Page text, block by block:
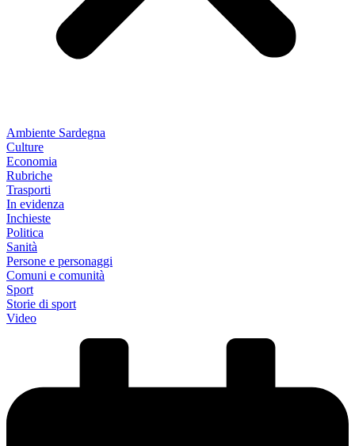
Ambiente Sardegna
Culture
Economia
Rubriche
Trasporti
In evidenza
Inchieste
Politica
Sanità
Persone e personaggi
Comuni e comunità
Sport
Storie di sport
Video